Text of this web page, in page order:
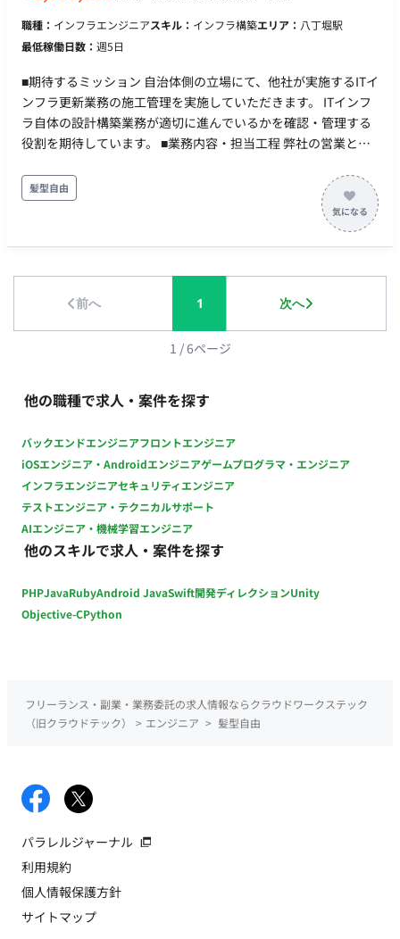
職種： インフラエンジニアスキル： インフラ構築エリア： 八丁堀駅
最低稼働日数： 週5日
■期待するミッション 自治体側の立場にて、他社が実施するITイ
ンフラ更新業務の施工管理を実施していただきます。 ITインフ
ラ自体の設計構築業務が適切に進んでいるかを確認・管理する
役割を期待しています。 ■業務内容・担当工程 弊社の営業と一
検査の支援を実施していただきます。実質7月開始の見込みとな
ります。 ・6-9月 詳細設計評価支援 ・7-3月 構築内容評価支援
モート可 ・中国・四国地方の方歓迎
髪型自由
前へ 1 次へ
1 /6ページ
他の職種で求人・案件を探す
バックエンドエンジニアフロントエンジニア
iOSエンジニア・Androidエンジニアゲームプログラマ・エンジニア
インフラエンジニアセキュリティエンジニア
テストエンジニア・テクニカルサポート
AIエンジニア・機械学習エンジニア
他のスキルで求人・案件を探す
PHPJavaRubyAndroid JavaSwift開発ディレクションUnity
Objective-CPython
フリーランス・副業・業務委託の求人情報ならクラウドワークステック
（旧クラウドテック）
> エンジニア > 髪型自由
パラレルジャーナル
利用規約
個人情報保護方針
サイトマップ